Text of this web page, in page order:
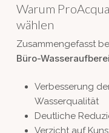
Warum
wählen
Zusammengefasst
Büro-
Verbesserung
Wasserqualität
Deutliche
Verzicht auf